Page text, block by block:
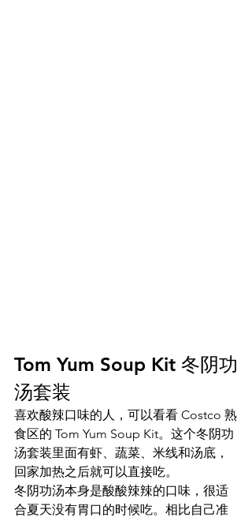
Tom Yum Soup Kit 冬阴功
汤套装
喜欢酸辣口味的人，可以看看 Costco 熟
食区的 Tom Yum Soup Kit。这个冬阴功
汤套装里面有虾、蔬菜、米线和汤底，
回家加热之后就可以直接吃。
冬阴功汤本身是酸酸辣辣的口味，很适
合夏天没有胃口的时候吃。相比自己准